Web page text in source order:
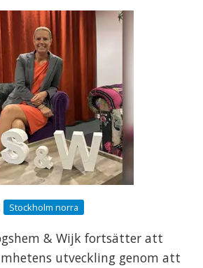
Stockholm norra
& Wijk fortsätter att
utveckling genom att